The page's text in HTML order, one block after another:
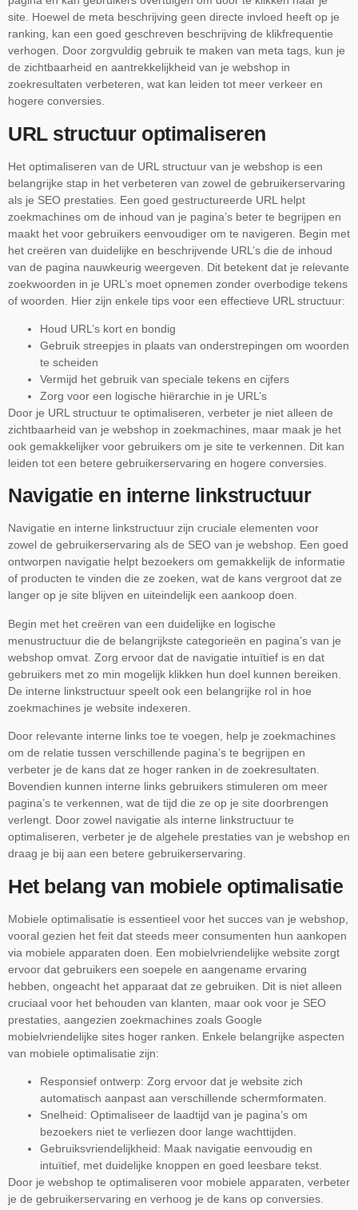
site. Hoewel de meta beschrijving geen directe invloed heeft op je
ranking, kan een goed geschreven beschrijving de klikfrequentie
verhogen. Door zorgvuldig gebruik te maken van meta tags, kun je
de zichtbaarheid en aantrekkelijkheid van je webshop in
zoekresultaten verbeteren, wat kan leiden tot meer verkeer en
hogere conversies.
URL structuur optimaliseren
Het optimaliseren van de URL structuur van je webshop is een
belangrijke stap in het verbeteren van zowel de gebruikerservaring
als je SEO prestaties. Een goed gestructureerde URL helpt
zoekmachines om de inhoud van je pagina’s beter te begrijpen en
maakt het voor gebruikers eenvoudiger om te navigeren. Begin met
het creëren van duidelijke en beschrijvende URL’s die de inhoud
van de pagina nauwkeurig weergeven. Dit betekent dat je relevante
zoekwoorden in je URL’s moet opnemen zonder overbodige tekens
of woorden. Hier zijn enkele tips voor een effectieve URL structuur:
Houd URL’s kort en bondig
Gebruik streepjes in plaats van onderstrepingen om woorden
te scheiden
Vermijd het gebruik van speciale tekens en cijfers
Zorg voor een logische hiërarchie in je URL’s
Door je URL structuur te optimaliseren, verbeter je niet alleen de
zichtbaarheid van je webshop in zoekmachines, maar maak je het
ook gemakkelijker voor gebruikers om je site te verkennen. Dit kan
leiden tot een betere gebruikerservaring en hogere conversies.
Navigatie en interne linkstructuur
Navigatie en interne linkstructuur zijn cruciale elementen voor
zowel de gebruikerservaring als de SEO van je webshop. Een goed
ontworpen navigatie helpt bezoekers om gemakkelijk de informatie
of producten te vinden die ze zoeken, wat de kans vergroot dat ze
langer op je site blijven en uiteindelijk een aankoop doen.
Begin met het creëren van een duidelijke en logische
menustructuur die de belangrijkste categorieën en pagina’s van je
webshop omvat. Zorg ervoor dat de navigatie intuïtief is en dat
gebruikers met zo min mogelijk klikken hun doel kunnen bereiken.
De interne linkstructuur speelt ook een belangrijke rol in hoe
zoekmachines je website indexeren.
Door relevante interne links toe te voegen, help je zoekmachines
om de relatie tussen verschillende pagina’s te begrijpen en
verbeter je de kans dat ze hoger ranken in de zoekresultaten.
Bovendien kunnen interne links gebruikers stimuleren om meer
pagina’s te verkennen, wat de tijd die ze op je site doorbrengen
verlengt. Door zowel navigatie als interne linkstructuur te
optimaliseren, verbeter je de algehele prestaties van je webshop en
draag je bij aan een betere gebruikerservaring.
Het belang van mobiele optimalisatie
Mobiele optimalisatie is essentieel voor het succes van je webshop,
vooral gezien het feit dat steeds meer consumenten hun aankopen
via mobiele apparaten doen. Een mobielvriendelijke website zorgt
ervoor dat gebruikers een soepele en aangename ervaring
hebben, ongeacht het apparaat dat ze gebruiken. Dit is niet alleen
cruciaal voor het behouden van klanten, maar ook voor je SEO
prestaties, aangezien zoekmachines zoals Google
mobielvriendelijke sites hoger ranken. Enkele belangrijke aspecten
van mobiele optimalisatie zijn:
Responsief ontwerp: Zorg ervoor dat je website zich
automatisch aanpast aan verschillende schermformaten.
Snelheid: Optimaliseer de laadtijd van je pagina’s om
bezoekers niet te verliezen door lange wachttijden.
Gebruiksvriendelijkheid: Maak navigatie eenvoudig en
intuïtief, met duidelijke knoppen en goed leesbare tekst.
Door je webshop te optimaliseren voor mobiele apparaten, verbeter
je de gebruikerservaring en verhoog je de kans op conversies.